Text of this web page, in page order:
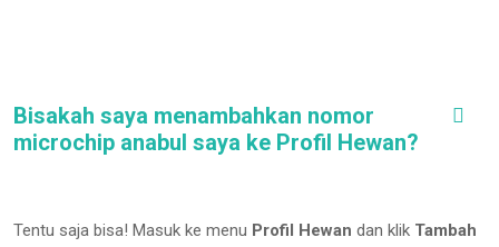
Bisakah saya menambahkan nomor
microchip anabul saya ke Profil Hewan?
Tentu saja bisa! Masuk ke menu Profil Hewan dan klik Tambah